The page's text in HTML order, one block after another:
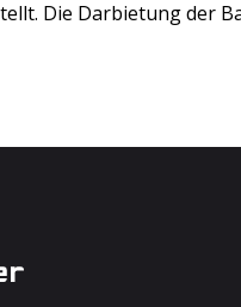
Die Darbietung der